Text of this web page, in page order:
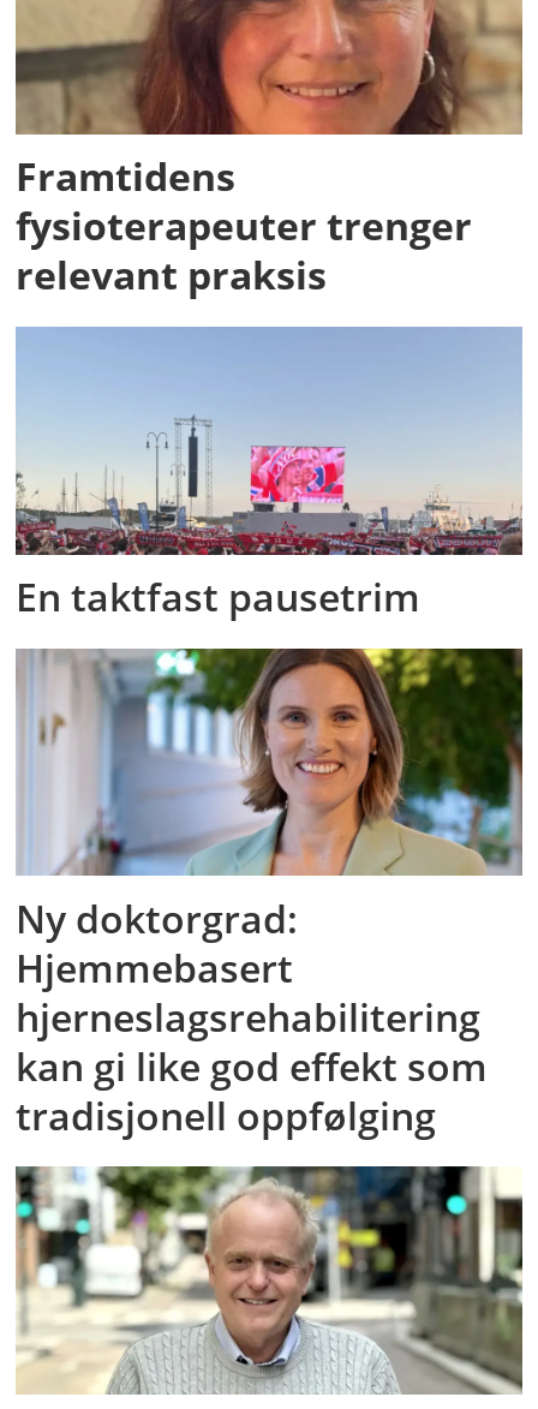
Framtidens
fysioterapeuter trenger
relevant praksis
En taktfast pausetrim
Ny doktorgrad:
Hjemmebasert
hjerneslagsrehabilitering
kan gi like god effekt som
tradisjonell oppfølging